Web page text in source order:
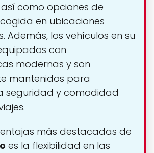
como opciones de
en ubicaciones
Además, los vehículos en su
con
modernas y son
mantenidos para
seguridad y comodidad
más destacadas de
es la flexibilidad en las